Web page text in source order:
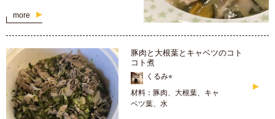
more
豚肉と大根葉とキャベツのコト
コト煮
くるみ⭐︎
材料：豚肉、大根葉、キャ
ベツ葉、水